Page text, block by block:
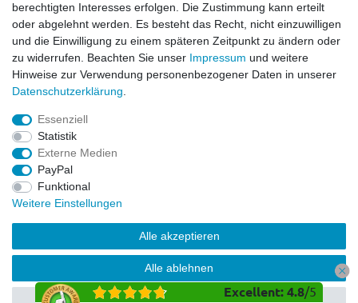
Service
Kontakt
Datenschutzerklärung
FAQ / Ratgeber
Kinderquad
E-Bikes / Pedelecs
Dirt Bike & Pocketbike
Quad & ATV
Kinderbuggy | Gokart
© Copyright 2026 | Alle Rechte vorbehalten.
Excellent: 4.8/5
berechtigten Interesses erfolgen. Die Zustimmung kann erteilt
oder abgelehnt werden. Es besteht das Recht, nicht einzuwilligen
und die Einwilligung zu einem späteren Zeitpunkt zu ändern oder
zu widerrufen. Beachten Sie unser Impressum und weitere
Hinweise zur Verwendung personenbezogener Daten in unserer
Daten­schutz­erklärung
Essenziell
Statistik
Externe Medien
PayPal
Funktional
Weitere Einstellungen
Alle akzeptieren
Alle ablehnen
Auswahl akzeptieren